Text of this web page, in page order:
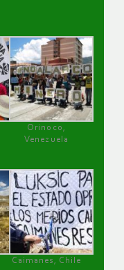
Orinoco,
Venezuela
Caimanes, Chile